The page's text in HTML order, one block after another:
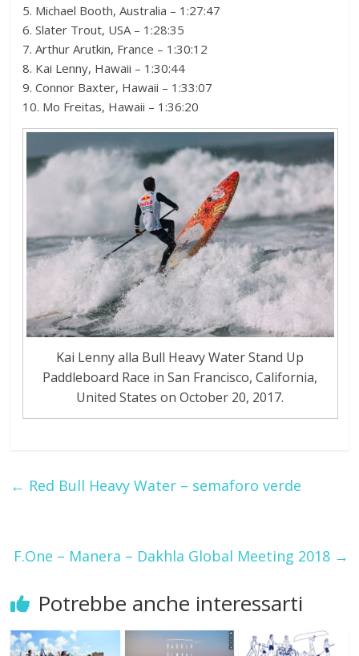
5. Michael Booth, Australia – 1:27:47
6. Slater Trout, USA – 1:28:35
7. Arthur Arutkin, France – 1:30:12
8. Kai Lenny, Hawaii – 1:30:44
9. Connor Baxter, Hawaii – 1:33:07
10. Mo Freitas, Hawaii – 1:36:20
Kai Lenny alla Bull Heavy Water Stand Up
Paddleboard Race in San Francisco, California,
United States on October 20, 2017.
← Red Bull Heavy Water – semaforo verde
F.One – Manera – Dakhla Global Meeting 2018 →
Potrebbe anche interessarti